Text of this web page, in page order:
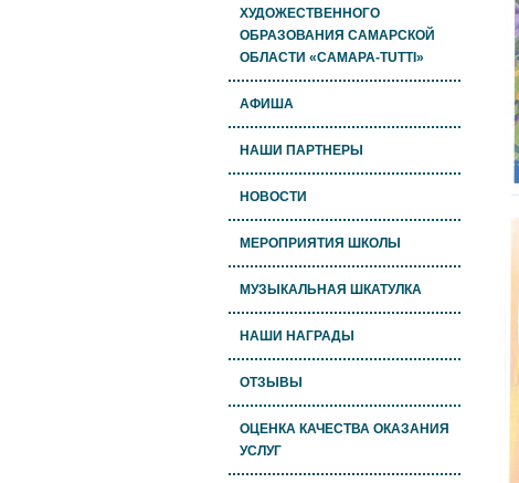
ХУДОЖЕСТВЕННОГО
ОБРАЗОВАНИЯ САМАРСКОЙ
ОБЛАСТИ «САМАРА-TUTTI»
АФИША
НАШИ ПАРТНЕРЫ
НОВОСТИ
МЕРОПРИЯТИЯ ШКОЛЫ
МУЗЫКАЛЬНАЯ ШКАТУЛКА
НАШИ НАГРАДЫ
ОТЗЫВЫ
ОЦЕНКА КАЧЕСТВА ОКАЗАНИЯ
УСЛУГ